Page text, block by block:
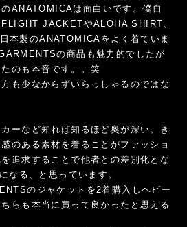
ANATOMICAは面白いです。僕自
JACKETやALOHA SHIRT、
本製のANATOMICAをよく着ていま
の商品も魅力的でしたが
のも本音です。。笑
も少なからずいらっしゃるのではな
ーなど知れば知るほど奥が深い。き
のある素材を着ることがファッショ
追求することで他者との差別化とな
なる、と思っています。
のジャケットを2着購入しヘビー
らも本当に買って良かったと思える